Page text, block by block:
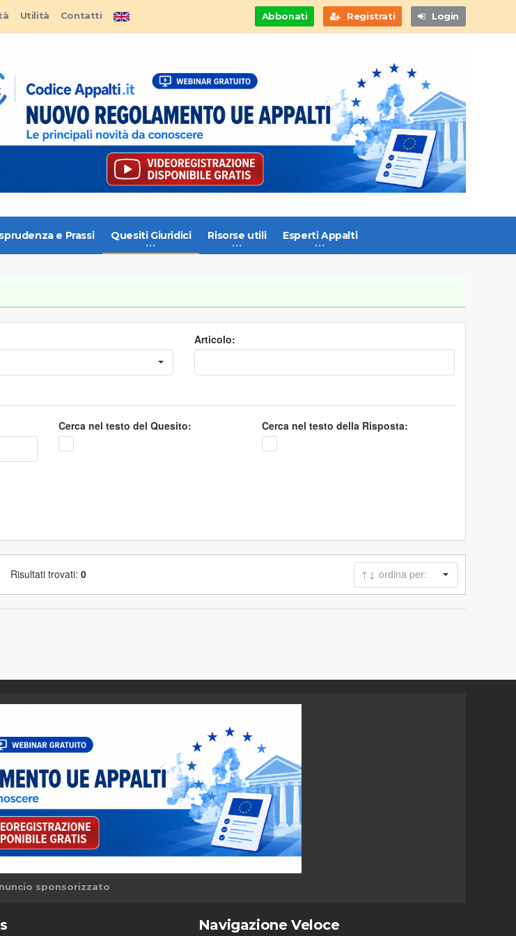
Abbonati Registrati Login
Utilità Contatti
e Prassi Quesiti Giuridici Risorse utili Esperti Appalti
Articolo:
Cerca nel testo del Quesito: Cerca nel testo della Risposta:
Risultati trovati: 0
sponsorizzato
Navigazione Veloce